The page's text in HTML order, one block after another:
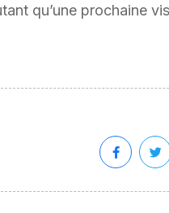
qu’une prochaine